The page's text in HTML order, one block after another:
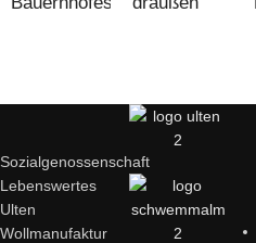
Sozialgenossenschaft
Lebenswertes
Ulten
Wollmanufaktur